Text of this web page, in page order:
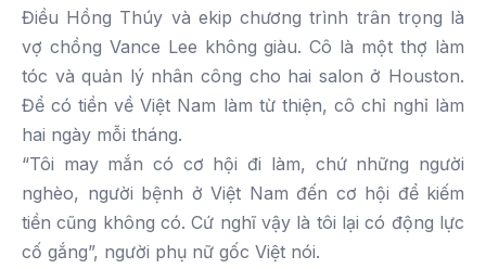
Điều Hồng Thúy và ekip chương trình trân trọng là
vợ chồng Vance Lee không giàu. Cô là một thợ làm
tóc và quản lý nhân công cho hai salon ở Houston.
Để có tiền về Việt Nam làm từ thiện, cô chỉ nghỉ làm
hai ngày mỗi tháng.
“Tôi may mắn có cơ hội đi làm, chứ những người
nghèo, người bệnh ở Việt Nam đến cơ hội để kiếm
tiền cũng không có. Cứ nghĩ vậy là tôi lại có động lực
cố gắng”, người phụ nữ gốc Việt nói.